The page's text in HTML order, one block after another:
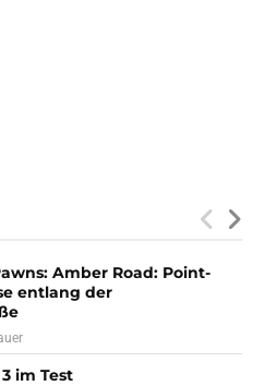
Amber Road: Point-
entlang der
im Test